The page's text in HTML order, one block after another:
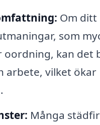
Om ditt
som
oordning, kan det
arbete, vilket ökar
Många